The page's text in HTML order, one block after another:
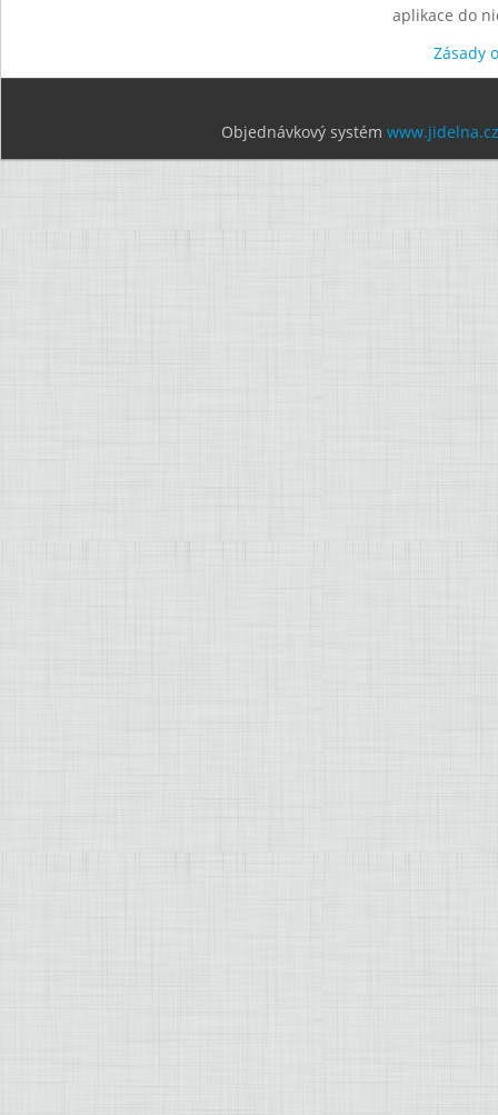
aplikace do
Zásady
Objednávkový systém www.jidelna.cz